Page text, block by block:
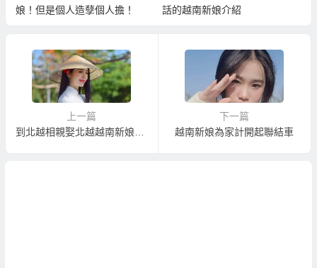
娘！但是個人造孽個人擔！
話的越南新娘介紹
上一篇
下一篇
越南新娘為家計開起聯結車